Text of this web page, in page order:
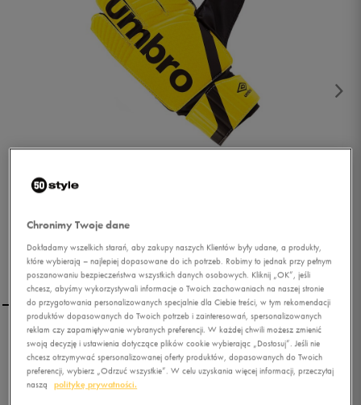
UMBRO RĘKAWICE BRAM
VELOCE III GLOVE
Chronimy Twoje dane
Dokładamy wszelkich starań, aby zakupy naszych Klientów były udane, a produkty,
które wybierają – najlepiej dopasowane do ich potrzeb. Robimy to jednak przy pełnym
poszanowaniu bezpieczeństwa wszystkich danych osobowych. Kliknij „OK”, jeśli
chcesz, abyśmy wykorzystywali informacje o Twoich zachowaniach na naszej stronie
do przygotowania personalizowanych specjalnie dla Ciebie treści, w tym rekomendacji
produktów dopasowanych do Twoich potrzeb i zainteresowań, spersonalizowanych
reklam czy zapamiętywanie wybranych preferencji. W każdej chwili możesz zmienić
swoją decyzję i ustawienia dotyczące plików cookie wybierając „Dostosuj”. Jeśli nie
chcesz otrzymywać spersonalizowanej oferty produktów, dopasowanych do Twoich
preferencji, wybierz „Odrzuć wszystkie”. W celu uzyskania więcej informacji, przeczytaj
naszą politykę prywatności.